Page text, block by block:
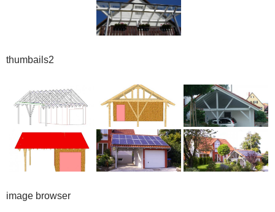
thumbails2
image browser